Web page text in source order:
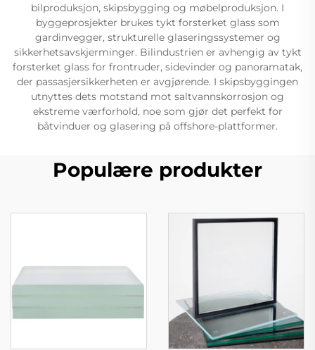
bilproduksjon, skipsbygging og møbelproduksjon. I
byggeprosjekter brukes tykt forsterket glass som
gardinvegger, strukturelle glaseringssystemer og
sikkerhetsavskjerminger. Bilindustrien er avhengig av tykt
forsterket glass for frontruder, sidevinder og panoramatak,
der passasjersikkerheten er avgjørende. I skipsbyggingen
utnyttes dets motstand mot saltvannskorrosjon og
ekstreme værforhold, noe som gjør det perfekt for
båtvinduer og glasering på offshore-plattformer.
Populære produkter